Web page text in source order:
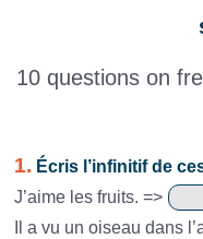
10 questions on
1. Écris l’infinitif de
J’aime les fruits. =>
Il a vu un oiseau dans